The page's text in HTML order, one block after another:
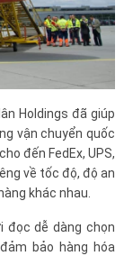
Holdings đã giúp
vận chuyển quốc
đến FedEx, UPS,
về tốc độ, độ an
khác nhau.
đọc dễ dàng chọn
bảo hàng hóa